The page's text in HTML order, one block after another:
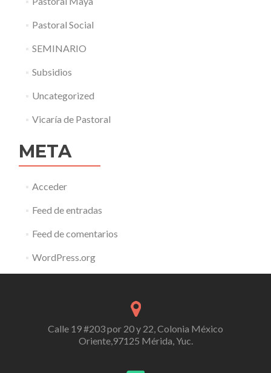
Pastoral Social
SEMINARIO
Subsidios
Uncategorized
Vicaría de Pastoral
META
Acceder
Feed de entradas
Feed de comentarios
WordPress.org
Calle 19 #203 por 20 y 22, Colonia México
Oriente,97125 Mérida, Yuc.